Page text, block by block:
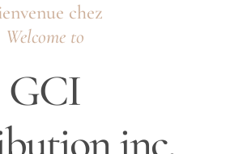
chez
Welcome to
GCI